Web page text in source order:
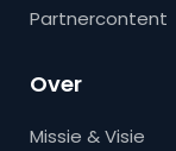
Partnercontent
Over
Missie & Visie